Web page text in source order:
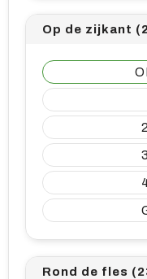
Op de zijkant
2
3
Rond de fles